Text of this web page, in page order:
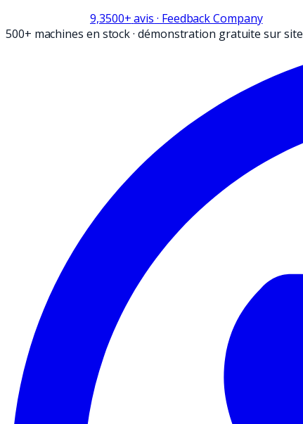
9,3500+avis · Feedback Company
500+ machines en stock·démonstration gratuite sur site